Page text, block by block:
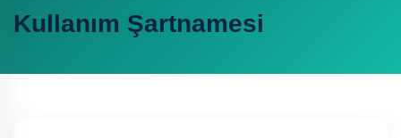
Kullanım Şartnamesi